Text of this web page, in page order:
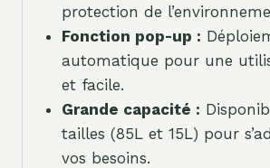
protection de
Fonction pop-up :
automatique pour une
et facile.
Grande capacité :
tailles (85L et 15L) pour
vos besoins.